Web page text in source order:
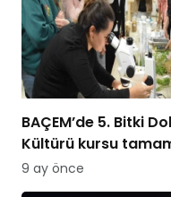
BAÇEM’de 5. Bitki
Kültürü kursu
9 ay önce